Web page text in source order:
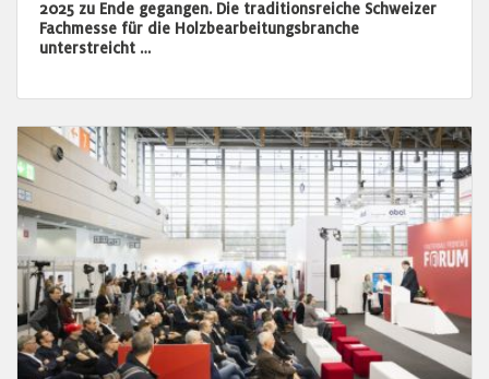
2025 zu Ende gegangen. Die traditionsreiche Schweizer
Fachmesse für die Holzbearbeitungsbranche
unterstreicht …